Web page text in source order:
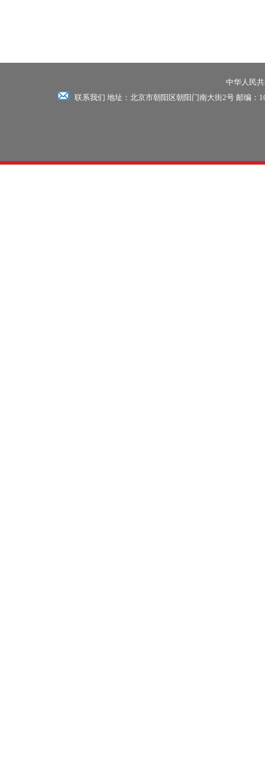
中华人民
联系我们 地址：北京市朝阳区朝阳门南大街2号 邮编：